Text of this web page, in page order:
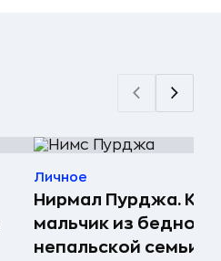
Личное
Нирмал Пурджа. Как
мальчик из бедной
непальской семьи